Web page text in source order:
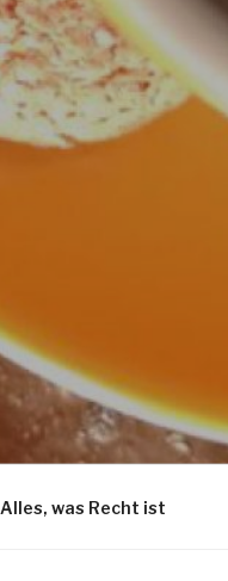
Alles, was Recht ist